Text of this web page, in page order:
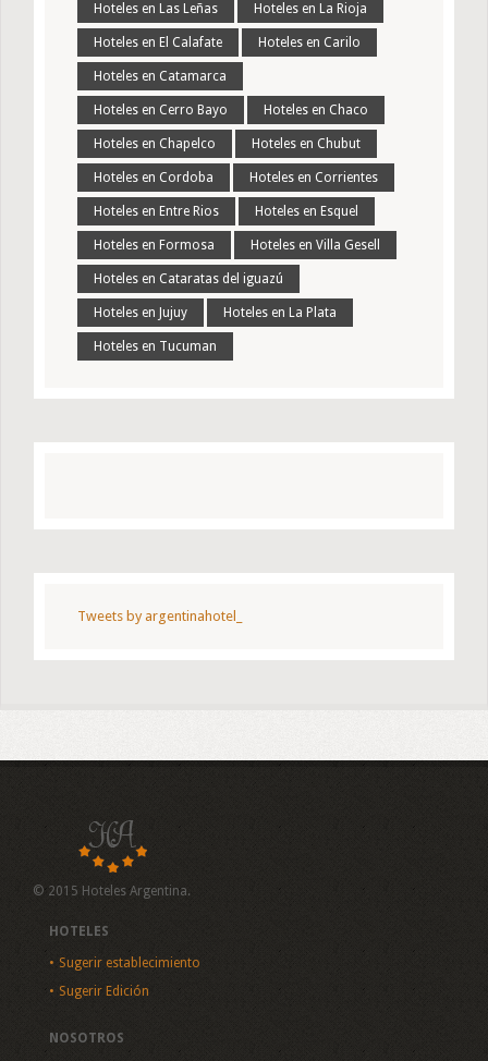
Hoteles en Las Leñas Hoteles en La Rioja
Hoteles en El Calafate Hoteles en Carilo
Hoteles en Catamarca
Hoteles en Cerro Bayo Hoteles en Chaco
Hoteles en Chapelco Hoteles en Chubut
Hoteles en Cordoba Hoteles en Corrientes
Hoteles en Entre Rios Hoteles en Esquel
Hoteles en Formosa Hoteles en Villa Gesell
Hoteles en Cataratas del iguazú
Hoteles en Jujuy Hoteles en La Plata
Hoteles en Tucuman
Tweets by argentinahotel_
© 2015 Hoteles Argentina.
HOTELES
Sugerir establecimiento
Sugerir Edición
NOSOTROS